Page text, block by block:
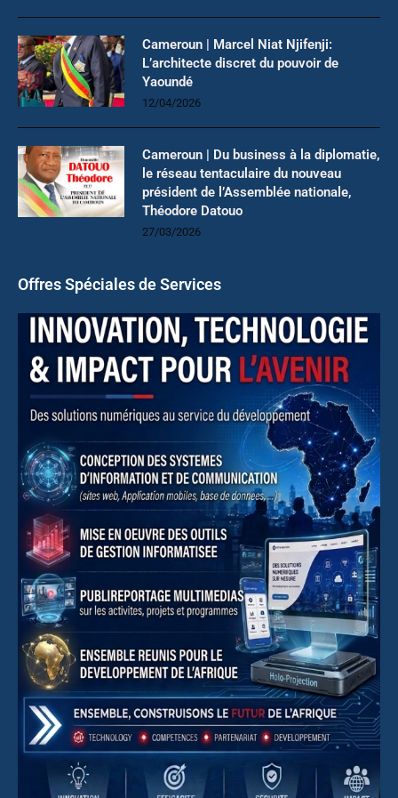
Cameroun | Marcel Niat Njifenji:
L’architecte discret du pouvoir de
Yaoundé
12/04/2026
Cameroun | Du business à la diplomatie,
le réseau tentaculaire du nouveau
président de l’Assemblée nationale,
Théodore Datouo
27/03/2026
Offres Spéciales de Services